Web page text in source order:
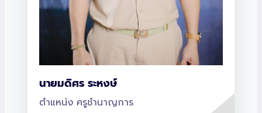
นายมดิศร ระหงษ์
ตำแหน่ง ครูชำนาญการ